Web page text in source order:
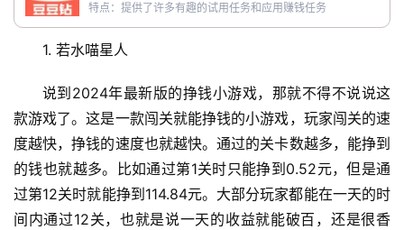
特点：提供了许多有趣的试用任务和应用赚钱任务
1. 若水喵星人
说到2024年最新版的挣钱小游戏，那就不得不说说这
款游戏了。这是一款闯关就能挣钱的小游戏，玩家闯关的速
度越快，挣钱的速度也就越快。通过的关卡数越多，能挣到
的钱也就越多。比如通过第1关时只能挣到0.52元，但是通
过第12关时就能挣到114.84元。大部分玩家都能在一天的时
间内通过12关，也就是说一天的收益就能破百，还是很香